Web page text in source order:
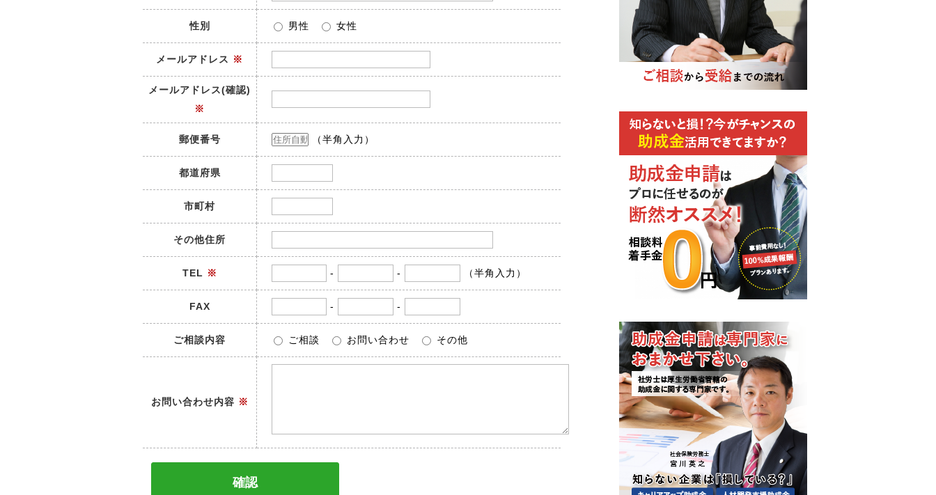
性別 男性 女性
メールアドレス ※
メールアドレス(確認)
※
郵便番号 （半角入力）
都道府県
市町村
その他住所
TEL ※ - - （半角入力）
FAX - -
ご相談内容 ご相談 お問い合わせ その他
お問い合わせ内容 ※